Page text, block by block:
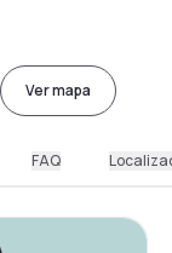
Ver mapa
FAQ